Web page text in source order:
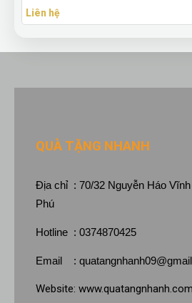
Liên hệ
QUÀ TẶNG NHANH
Địa chỉ : 70/32 Nguyễn Háo
Phú
Hotline : 0374870425
Email :
Website: www.quatangnhanh.com